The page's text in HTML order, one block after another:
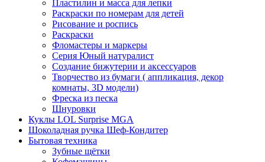
Пластилин и масса для лепки
Раскраски по номерам для детей
Рисование и роспись
Раскраски
Фломастеры и маркеры
Серия Юный натуралист
Создание бижутерии и аксессуаров
Творчество из бумаги ( аппликация, декор
комнаты, 3D модели)
Фреска из песка
Шнуровки
Куклы LOL Surprise MGA
Шоколадная ручка Шеф-Кондитер
Бытовая техника
Зубные щётки